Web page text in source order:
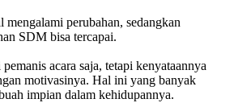
perubahan, sedangkan
SDM bisa tercapai.
acara saja, tetapi kenyataannya
motivasinya. Hal ini yang banyak
impian dalam kehidupannya.